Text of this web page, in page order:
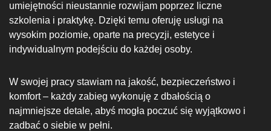
umiejętności nieustannie rozwijam poprzez liczne
szkolenia i praktykę. Dzięki temu oferuję usługi na
wysokim poziomie, oparte na precyzji, estetyce i
indywidualnym podejściu do każdej osoby.
W swojej pracy stawiam na jakość, bezpieczeństwo i
komfort – każdy zabieg wykonuję z dbałością o
najmniejsze detale, abyś mogła poczuć się wyjątkowo i
zadbać o siebie w pełni.